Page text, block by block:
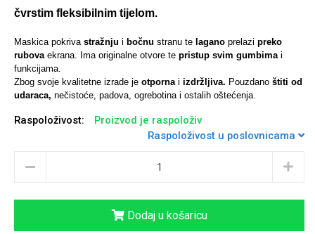
čvrstim fleksibilnim tijelom.
Maskica pokriva stražnju i bočnu stranu te lagano prelazi preko
rubovaekrana. Ima originalne otvore te pristup svim gumbimai
funkcijama.
Zbog svoje kvalitetne izrade je otpornai izdržljiva. Pouzdano štiti od
udaraca, nečistoće, padova, ogrebotina i ostalih oštećenja.
Raspoloživost:
Proizvod je raspoloživ
Raspoloživost u poslovnicama
Dodaj u košaricu
Sleng Feel Good
Univerzalne futrole i
maskice
Preklopne maskice